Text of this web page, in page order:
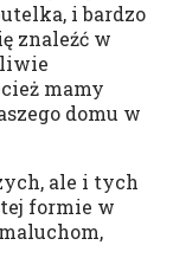
i bardzo
znaleźć w
mamy
domu w
ale i tych
formie w